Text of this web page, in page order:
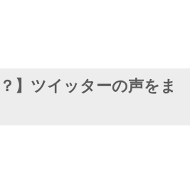
】ツイッターの声をま